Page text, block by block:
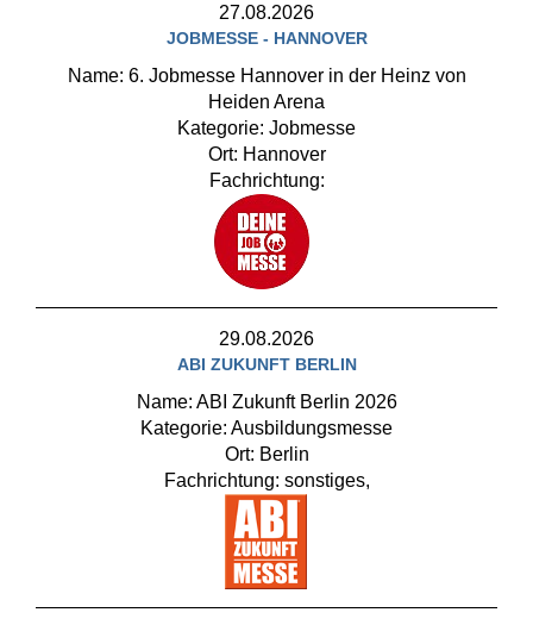
27.08.2026
JOBMESSE - HANNOVER
Name: 6. Jobmesse Hannover in der Heinz von
Heiden Arena
Kategorie: Jobmesse
Ort: Hannover
Fachrichtung:
29.08.2026
ABI ZUKUNFT BERLIN
Name: ABI Zukunft Berlin 2026
Kategorie: Ausbildungsmesse
Ort: Berlin
Fachrichtung: sonstiges,